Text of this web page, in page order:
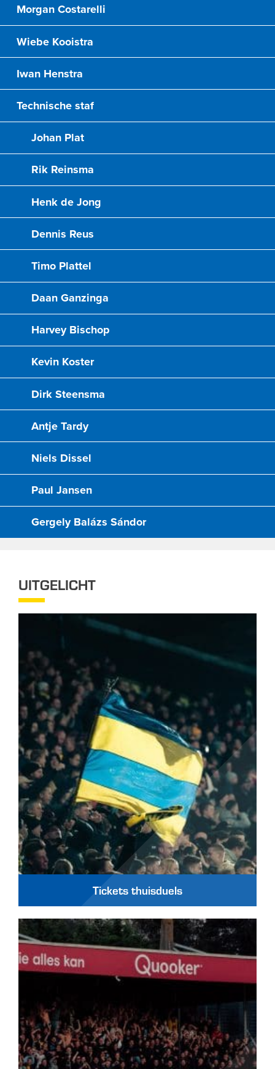
Morgan Costarelli
Wiebe Kooistra
Iwan Henstra
Technische staf
Johan Plat
Rik Reinsma
Henk de Jong
Dennis Reus
Timo Plattel
Daan Ganzinga
Harvey Bischop
Kevin Koster
Dirk Steensma
Antje Tardy
Niels Dissel
Paul Jansen
Gergely Balázs Sándor
UITGELICHT
Tickets thuisduels